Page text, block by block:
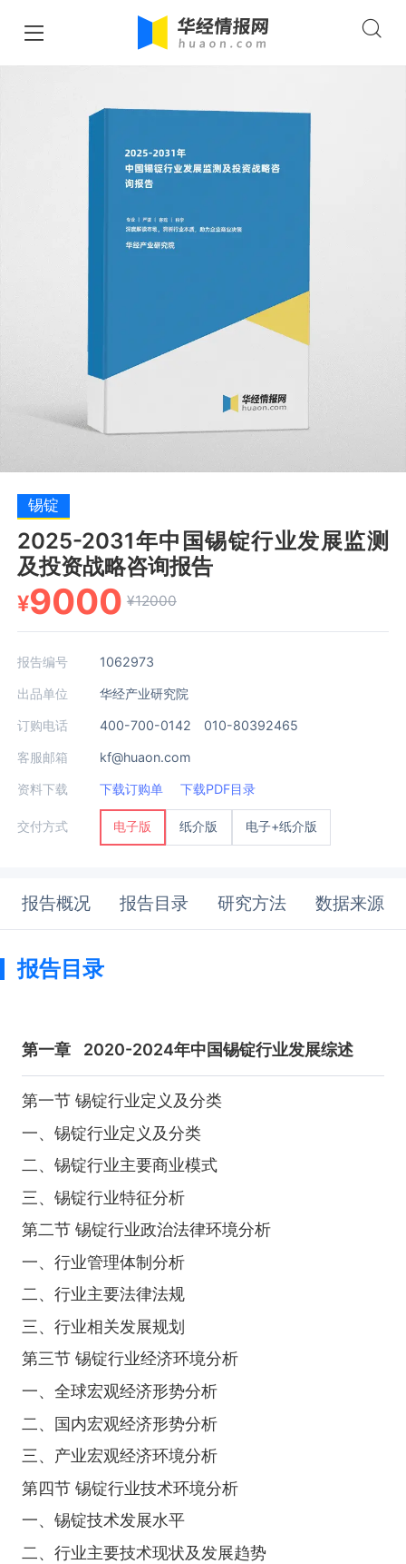
锡锭
2025-2031年中国锡锭行业发展监测
及投资战略咨询报告
¥9000 ¥12000
报告编号 1062973
出品单位 华经产业研究院
订购电话 400-700-0142 010-80392465
客服邮箱 kf@huaon.com
资料下载 下载订购单 下载PDF目录
交付方式 电子版 纸介版 电子+纸介版
报告概况 报告目录 研究方法 数据来源
报告目录
第一章 2020-2024年中国锡锭行业发展综述
第一节 锡锭行业定义及分类
一、锡锭行业定义及分类
二、锡锭行业主要商业模式
三、锡锭行业特征分析
第二节 锡锭行业政治法律环境分析
一、行业管理体制分析
二、行业主要法律法规
三、行业相关发展规划
第三节 锡锭行业经济环境分析
一、全球宏观经济形势分析
二、国内宏观经济形势分析
三、产业宏观经济环境分析
第四节 锡锭行业技术环境分析
一、锡锭技术发展水平
二、行业主要技术现状及发展趋势